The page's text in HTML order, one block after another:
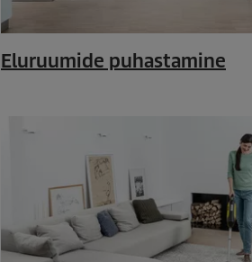
Eluruumide puhastamine